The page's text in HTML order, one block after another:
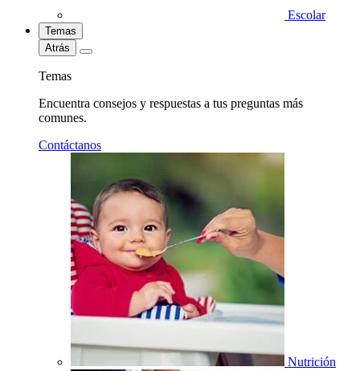
Escolar
Temas
Atrás
Temas
Encuentra consejos y respuestas a tus preguntas más
comunes.
Contáctanos
Nutrición